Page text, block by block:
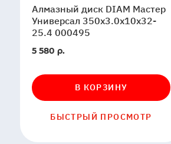
диск
DIAM
Мастер
Универсал
350x3.0x10x32-
000495
Алмазный диск DIAM Мастер
Универсал 350x3.0x10x32-
25.4 000495
В
5 580 р.
В КОРЗИНУ
БЫСТРЫЙ ПРОСМОТР